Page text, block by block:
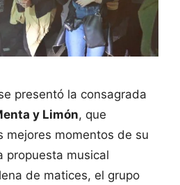
presentó la consagrada
y Limón, que
mejores momentos de su
propuesta musical
de matices, el grupo